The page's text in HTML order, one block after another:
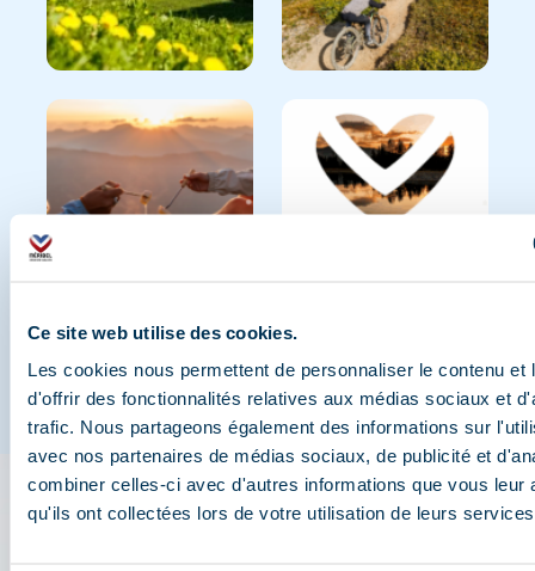
Ce site web utilise des cookies.
Les cookies nous permettent de personnaliser le contenu et
d'offrir des fonctionnalités relatives aux médias sociaux et
trafic. Nous partageons également des informations sur
avec nos partenaires de médias sociaux, de publicité et
combiner celles-ci avec d'autres informations que vous leur
qu'ils ont collectées lors de votre utilisation de leurs
L'appli 3 Vallées : votre